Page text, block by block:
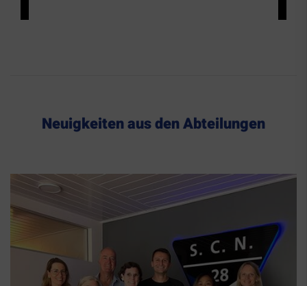
Neuigkeiten aus den Abteilungen